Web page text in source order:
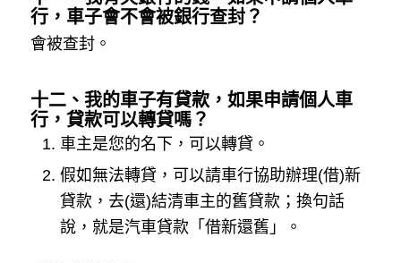
行，車子會不會被銀行查封？
會被查封。
十二、我的車子有貸款，如果申請個人車
行，貸款可以轉貸嗎？
車主是您的名下，可以轉貸。
假如無法轉貸，可以請車行協助辦理(借)新
貸款，去(還)結清車主的舊貸款；換句話
說，就是汽車貸款「借新還舊」。